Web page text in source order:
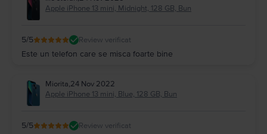
Apple iPhone 13 mini, Midnight, 128 GB, Bun
5/5 Review verificat
Este un telefon care se misca foarte bine
Miorita,24 Nov 2022
Apple iPhone 13 mini, Blue, 128 GB, Bun
5/5 Review verificat